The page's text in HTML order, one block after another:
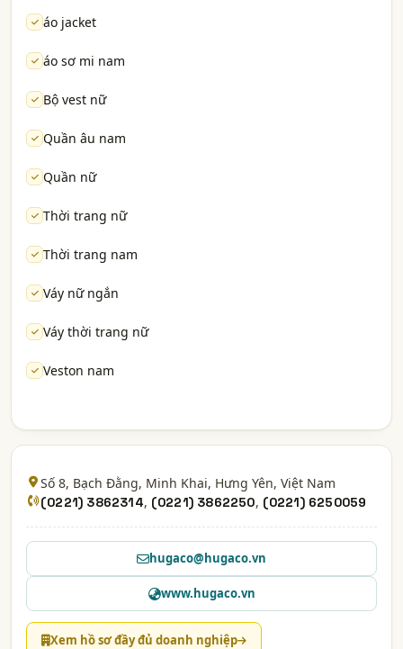
áo jacket
áo sơ mi nam
Bộ vest nữ
Quần âu nam
Quần nữ
Thời trang nữ
Thời trang nam
Váy nữ ngắn
Váy thời trang nữ
Veston nam
Số 8, Bạch Đằng, Minh Khai, Hưng Yên, Việt Nam
(0221) 3862314, (0221) 3862250, (0221) 6250059
hugaco@hugaco.vn
www.hugaco.vn
Xem hồ sơ đầy đủ doanh nghiệp